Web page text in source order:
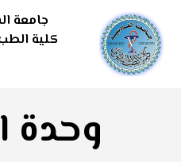
جامعة
كلية
وحدة